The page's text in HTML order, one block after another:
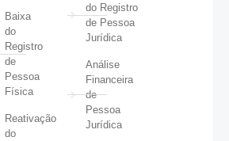
Baixa
do
Registro
de
Pessoa
Física
Reativação
do
do Registro
de Pessoa
Jurídica
Análise
Financeira
de
Pessoa
Jurídica